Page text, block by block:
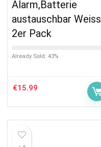
Alarm,Batterie
austauschbar Weiss
2er Pack
Already Sold: 43%
€15.99